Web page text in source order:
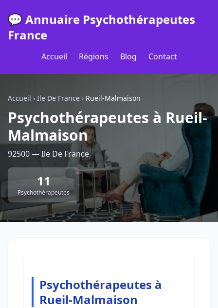
💬 Annuaire Psychothérapeutes
France
Accueil Régions Blog Contact
Accueil › Ile De France › Rueil-Malmaison
Psychothérapeutes à Rueil-
Malmaison
92500 — Ile De France
11
Psychothérapeutes
Psychothérapeutes à
Rueil-Malmaison